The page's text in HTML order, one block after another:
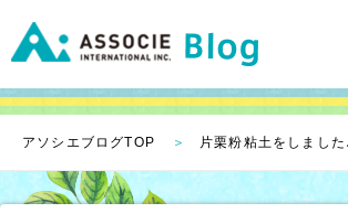
アソシエブログTOP 片栗粉粘土をしました